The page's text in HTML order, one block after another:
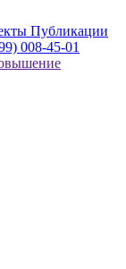
Публикации
008-45-01